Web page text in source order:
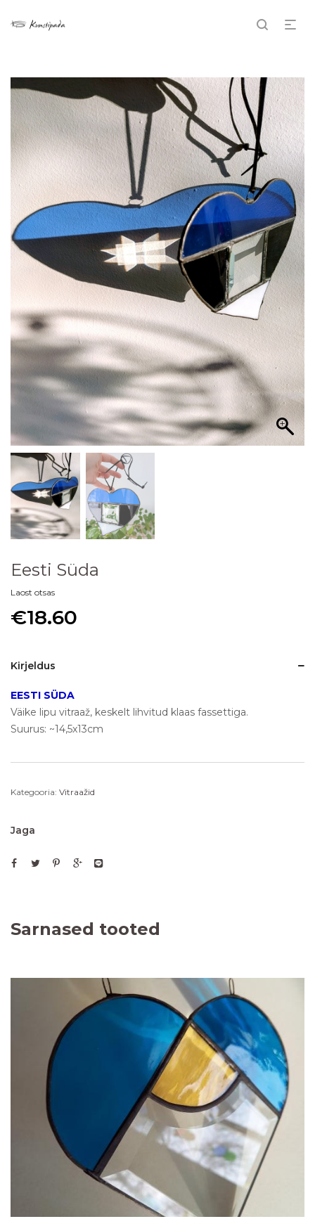
Eesti Süda
Laost otsas
€18.60
Kirjeldus
EESTI SÜDA
Väike lipu vitraaž, keskelt lihvitud klaas fassettiga.
Suurus: ~14,5x13cm
Kategooria: Vitraažid
Jaga
Sarnased tooted